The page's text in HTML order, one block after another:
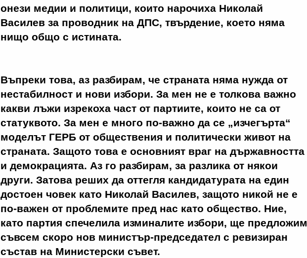
онези медии и политици, които нарочиха Николай
Василев за проводник на ДПС, твърдение, което няма
нищо общо с истината.
Въпреки това, аз разбирам, че страната няма нужда от
нестабилност и нови избори. За мен не е толкова важно
какви лъжи изрекоха част от партиите, които не са от
статуквото. За мен е много по-важно да се „изчегърта“
моделът ГЕРБ от обществения и политически живот на
страната. Защото това е основният враг на държавността
и демокрацията. Аз го разбирам, за разлика от някои
други. Затова реших да оттегля кандидатурата на един
достоен човек като Николай Василев, защото никой не е
по-важен от проблемите пред нас като общество. Ние,
като партия спечелила изминалите избори, ще предложим
съвсем скоро нов министър-председател с ревизиран
състав на Министерски съвет.